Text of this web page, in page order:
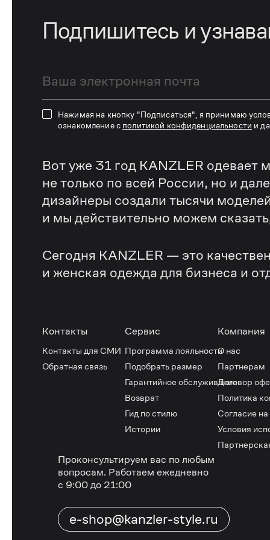
Подпишитесь и
Нажимая на кнопку "Подписаться", я принимаю
ознакомление с политикой конфиденциальности и
Вот уже 31 год KANZLER одевает
не только по всей России, но и
дизайнеры создали тысячи
и мы действительно можем
Сегодня KANZLER — это
и женская одежда для бизнеса и
Контакты
Контакты для СМИ
Обратная связь
Сервис
Программа лояльности
Подобрать размер
Гарантийное обслуживание
Возврат
Гид по стилю
Истории
Компания
О нас
Партнерам
Договор
Политика
Согласие
Условия
Проконсультируем вас по любым
вопросам. Работаем ежедневно
с 9:00 до 21:00
e-shop@kanzler-style.ru